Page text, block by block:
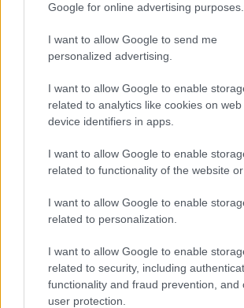
Google for online advertising purposes.
I want to allow Google to send me
personalized advertising.
I want to allow Google to enable
related to analytics like cookies on
device identifiers in apps.
I want to allow Google to enable
related to functionality of the website or
I want to allow Google to enable
related to personalization.
I want to allow Google to enable
related to security, including
functionality and fraud prevention, and
user protection.